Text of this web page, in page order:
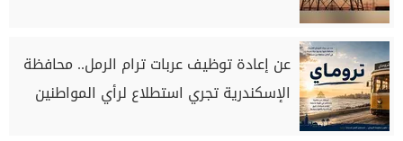
عن إعادة توظيف عربات ترام الرمل.. محافظة
الإسكندرية تجري استطلاع لرأي المواطنين